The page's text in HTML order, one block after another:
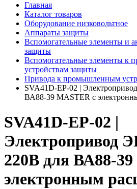
Главная
Каталог товаров
Оборудование низковольтное
Аппараты защиты
Вспомогательные элементы и
защиты
Вспомогательные элементы к
устройствам защиты
Привода к промышленным
SVA41D-EP-02 |
ВА88-39 MASTER с
SVA41D-EP-02 |
Электропривод
220В для ВА88-
электронным